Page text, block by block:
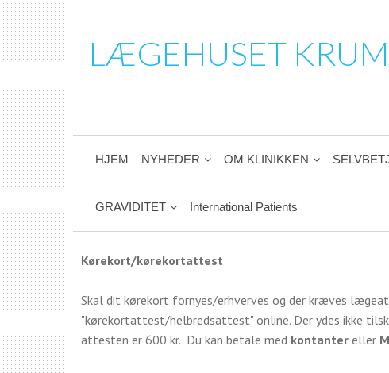
LÆGEHUSET
HJEM NYHEDER OM KLINIKKEN
GRAVIDITET International Patients
Kørekort/kørekortattest
Skal dit kørekort fornyes/erhverves og der kræves
"kørekortattest/helbredsattest" online. Der ydes ikke
attesten er 600 kr. Du kan betale med kontanter eller